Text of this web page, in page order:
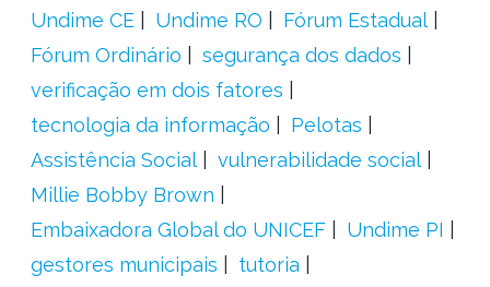
Undime CE
Undime RO
Fórum Estadual
Fórum Ordinário
segurança dos dados
verificação em dois fatores
tecnologia da informação
Pelotas
Assistência Social
vulnerabilidade social
Millie Bobby Brown
Embaixadora Global do UNICEF
Undime PI
gestores municipais
tutoria